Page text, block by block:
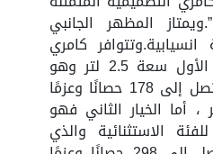
المظهر الجانبي
انسيابية.وتتوافر كامري
بخيارين من المحركات؛ الأول سعة 2.5 لتر وهو
قادر على توليد قدرة تصل إلى 178 حصانًا وعزمًا
متر ، أما الخيار الثاني فهو
3.5 لتر للفئة الاستثنائية والذي